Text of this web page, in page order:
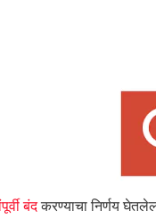
बंदकरण्याचा निर्णय